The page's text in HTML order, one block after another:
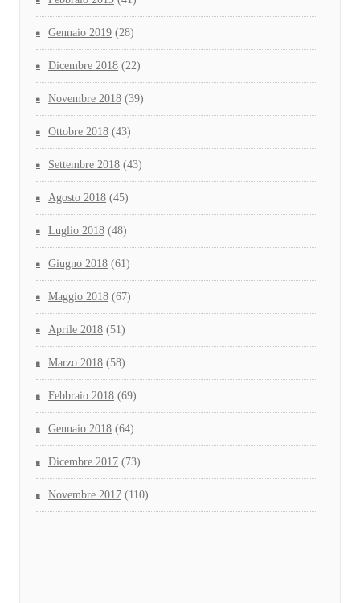
Gennaio 2019 (28)
Dicembre 2018 (22)
Novembre 2018 (39)
Ottobre 2018 (43)
Settembre 2018 (43)
Agosto 2018 (45)
Luglio 2018 (48)
Giugno 2018 (61)
Maggio 2018 (67)
Aprile 2018 (51)
Marzo 2018 (58)
Febbraio 2018 (69)
Gennaio 2018 (64)
Dicembre 2017 (73)
Novembre 2017 (110)